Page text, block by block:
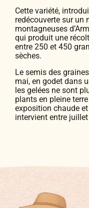
Cette variété,
redécouverte sur un
montagneuses
qui produit une
entre 250 et 450
sèches.
Le semis des
mai, en godet dans
les gelées ne sont
plants en pleine
exposition chaude
intervient entre